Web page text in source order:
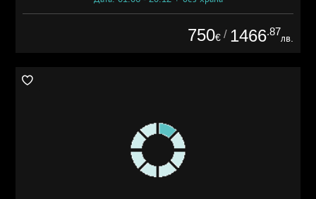
750€ / 1466.87
лв.